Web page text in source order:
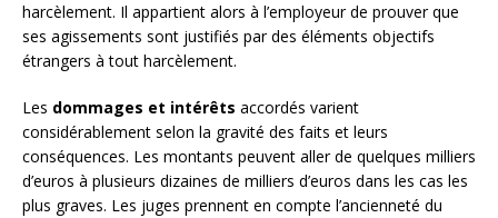
harcèlement. Il appartient alors à l’employeur de prouver que
ses agissements sont justifiés par des éléments objectifs
étrangers à tout harcèlement.
Les dommages et intérêts accordés varient
considérablement selon la gravité des faits et leurs
conséquences. Les montants peuvent aller de quelques milliers
d’euros à plusieurs dizaines de milliers d’euros dans les cas les
plus graves. Les juges prennent en compte l’ancienneté du